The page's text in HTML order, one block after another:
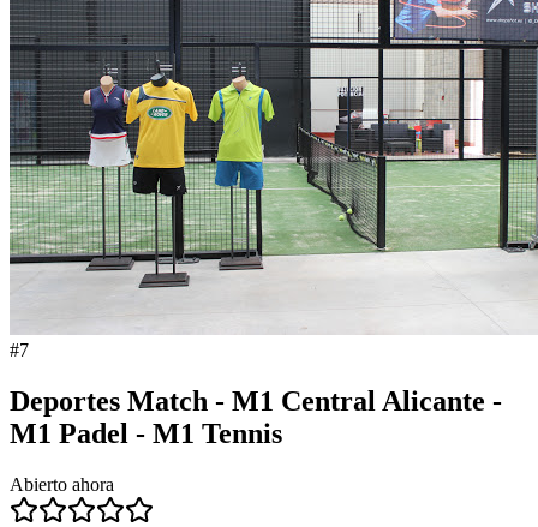
#7
Deportes Match - M1 Central Alicante -
M1 Padel - M1 Tennis
Abierto ahora